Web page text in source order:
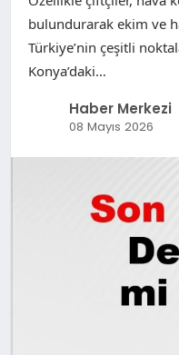
bulundurarak ekim ve
Türkiye’nin çeşitli
Konya’daki…
Haber Merkezi
08 Mayıs 2026